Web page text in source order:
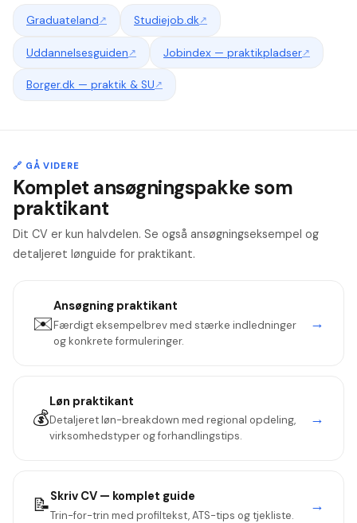
Graduateland↗ Studiejob.dk↗
Uddannelsesguiden↗ Jobindex — praktikpladser↗
Borger.dk — praktik & SU↗
🔗 GÅ VIDERE
Komplet ansøgningspakke som
praktikant
Dit CV er kun halvdelen. Se også ansøgningseksempel og
detaljeret lønguide for praktikant.
✉️
Ansøgning praktikant
Færdigt eksempelbrev med stærke indledninger
og konkrete formuleringer.
→
💰
Løn praktikant
Detaljeret løn-breakdown med regional opdeling,
virksomhedstyper og forhandlingstips.
→
📝Skriv CV — komplet guide
Trin-for-trin med profiltekst, ATS-tips og tjekliste.
→